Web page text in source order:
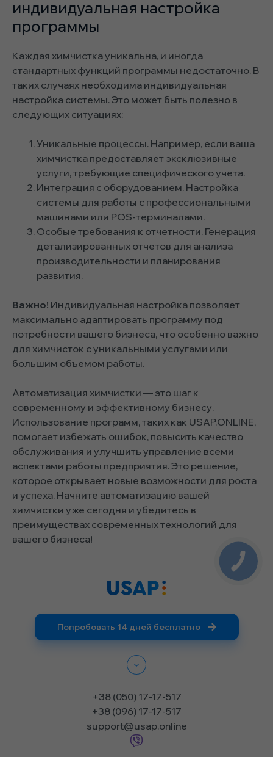
индивидуальная настройка
программы
Каждая химчистка уникальна, и иногда
стандартных функций программы недостаточно. В
таких случаях необходима индивидуальная
настройка системы. Это может быть полезно в
следующих ситуациях:
Уникальные процессы. Например, если ваша
химчистка предоставляет эксклюзивные
услуги, требующие специфического учета.
Интеграция с оборудованием. Настройка
системы для работы с профессиональными
машинами или POS-терминалами.
Особые требования к отчетности. Генерация
детализированных отчетов для анализа
производительности и планирования
развития.
Важно! Индивидуальная настройка позволяет
максимально адаптировать программу под
потребности вашего бизнеса, что особенно важно
для химчисток с уникальными услугами или
большим объемом работы.
Автоматизация химчистки — это шаг к
современному и эффективному бизнесу.
Использование программ, таких как USAP.ONLINE,
помогает избежать ошибок, повысить качество
обслуживания и улучшить управление всеми
аспектами работы предприятия. Это решение,
которое открывает новые возможности для роста
и успеха. Начните автоматизацию вашей
химчистки уже сегодня и убедитесь в
преимуществах современных технологий для
вашего бизнеса!
Попробовать 14 дней бесплатно
+38 (050) 17-17-517
+38 (096) 17-17-517
support@usap.online